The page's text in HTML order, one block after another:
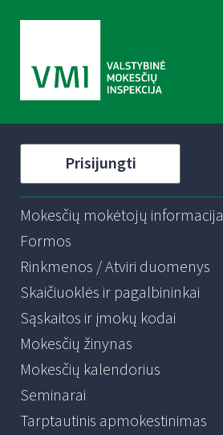
Prisijungti
Mokesčių mokėtojų informacija
Formos
Rinkmenos / Atviri duomenys
Skaičiuoklės ir pagalbininkai
Sąskaitos ir įmokų kodai
Mokesčių žinynas
Mokesčių kalendorius
Seminarai
Tarptautinis apmokestinimas